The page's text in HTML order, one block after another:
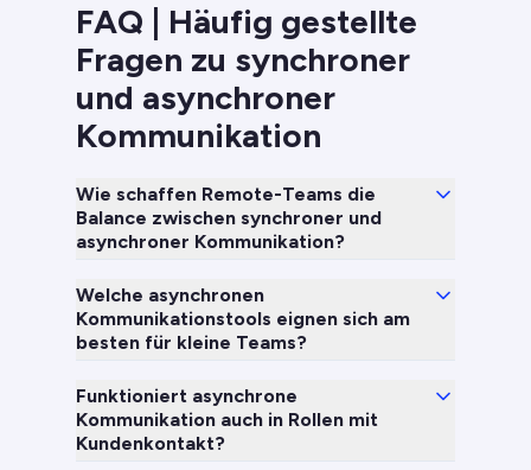
FAQ | Häufig gestellte
Fragen zu synchroner
und asynchroner
Kommunikation
Wie schaffen Remote-Teams die
Balance zwischen synchroner und
asynchroner Kommunikation?
Welche asynchronen
Kommunikationstools eignen sich am
besten für kleine Teams?
Funktioniert asynchrone
Kommunikation auch in Rollen mit
Kundenkontakt?